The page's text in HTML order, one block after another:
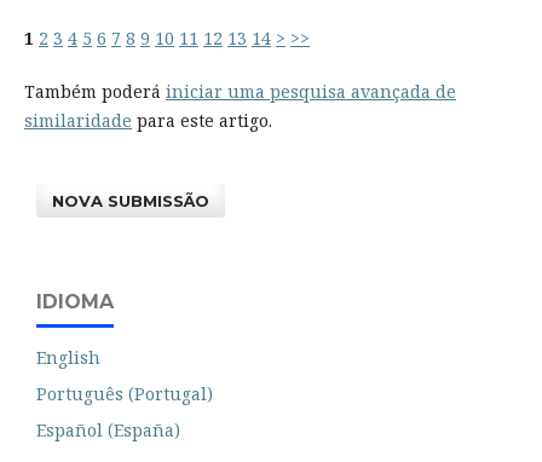
1 2 3 4 5 6 7 8 9 10 11 12 13 14 > >>
Também poderá iniciar uma pesquisa avançada de
similaridade para este artigo.
NOVA SUBMISSÃO
IDIOMA
English
Português (Portugal)
Español (España)